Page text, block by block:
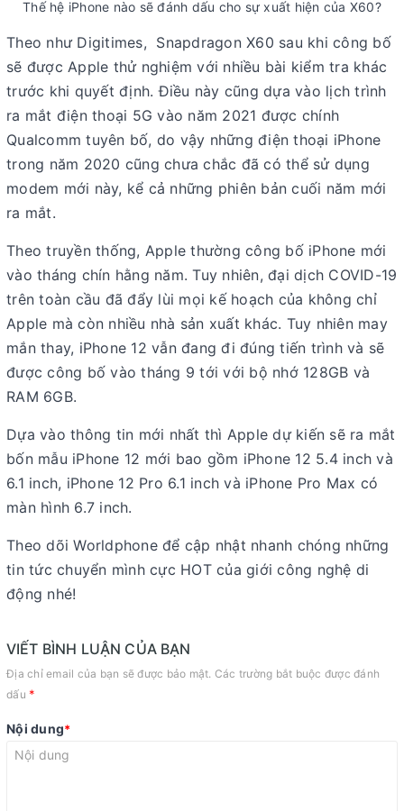
Thế hệ iPhone nào sẽ đánh dấu cho sự xuất hiện của X60?
Theo như Digitimes, Snapdragon X60 sau khi công bố
sẽ được Apple thử nghiệm với nhiều bài kiểm tra khác
trước khi quyết định. Điều này cũng dựa vào lịch trình
ra mắt điện thoại 5G vào năm 2021 được chính
Qualcomm tuyên bố, do vậy những điện thoại iPhone
trong năm 2020 cũng chưa chắc đã có thể sử dụng
modem mới này, kể cả những phiên bản cuối năm mới
ra mắt.
Theo truyền thống, Apple thường công bố iPhone mới
vào tháng chín hằng năm. Tuy nhiên, đại dịch COVID-19
trên toàn cầu đã đẩy lùi mọi kế hoạch của không chỉ
Apple mà còn nhiều nhà sản xuất khác. Tuy nhiên may
mắn thay, iPhone 12 vẫn đang đi đúng tiến trình và sẽ
được công bố vào tháng 9 tới với bộ nhớ 128GB và
RAM 6GB.
Dựa vào thông tin mới nhất thì Apple dự kiến ​​sẽ ra mắt
bốn mẫu iPhone 12 mới bao gồm iPhone 12 5.4 inch và
6.1 inch, iPhone 12 Pro 6.1 inch và iPhone Pro Max có
màn hình 6.7 inch.
Theo dõi Worldphone để cập nhật nhanh chóng những
tin tức chuyển mình cực HOT của giới công nghệ di
động nhé!
VIẾT BÌNH LUẬN CỦA BẠN
Địa chỉ email của bạn sẽ được bảo mật. Các trường bắt buộc được đánh
dấu *
Nội dung*